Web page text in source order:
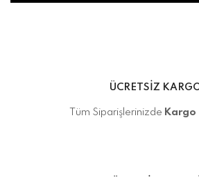
ÜCRETSİZ
Tüm Siparişlerinizde Kargo